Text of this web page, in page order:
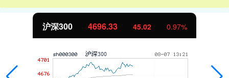
沪深300 4696.33 45.02 0.97%